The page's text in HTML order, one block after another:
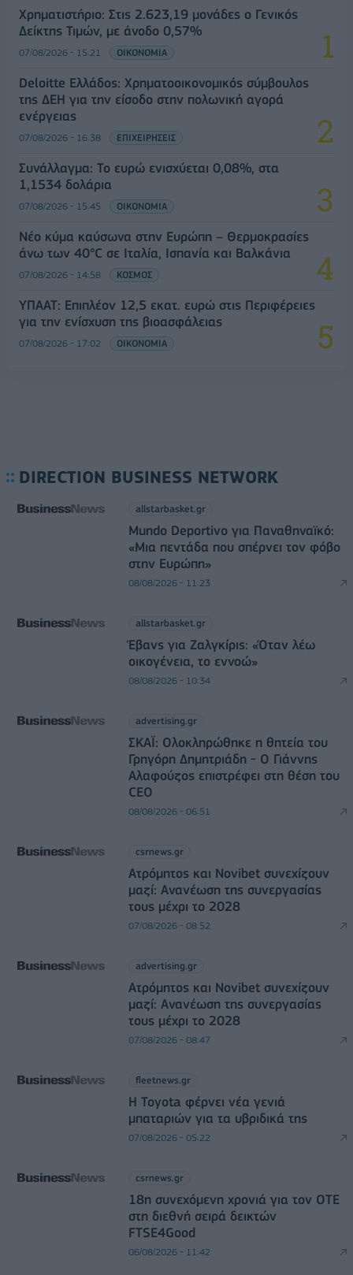
Χρηματιστήριο: Στις 2.623,19 μονάδες ο Γενικός
Δείκτης Τιμών, με άνοδο 0,57%
07/08/2026 - 15:21 ΟΙΚΟΝΟΜΙΑ
Deloitte Ελλάδος: Χρηματοοικονομικός σύμβουλος
της ΔΕΗ για την είσοδο στην πολωνική αγορά
ενέργειας
07/08/2026 - 16:38 ΕΠΙΧΕΙΡΗΣΕΙΣ
Συνάλλαγμα: Το ευρώ ενισχύεται 0,08%, στα
1,1534 δολάρια
07/08/2026 - 15:45 ΟΙΚΟΝΟΜΙΑ
Νέο κύμα καύσωνα στην Ευρώπη – Θερμοκρασίες
άνω των 40°C σε Ιταλία, Ισπανία και Βαλκάνια
07/08/2026 - 14:58 ΚΟΣΜΟΣ
ΥΠΑΑΤ: Επιπλέον 12,5 εκατ. ευρώ στις Περιφέρειες
για την ενίσχυση της βιοασφάλειας
07/08/2026 - 17:02 ΟΙΚΟΝΟΜΙΑ
DIRECTION BUSINESS NETWORK
allstarbasket.gr
Mundo Deportivo για Παναθηναϊκό:
«Μια πεντάδα που σπέρνει τον φόβο
στην Ευρώπη»
08/08/2026 - 11:23
allstarbasket.gr
Έβανς για Ζαλγκίρις: «Όταν λέω
οικογένεια, το εννοώ»
08/08/2026 - 10:34
advertising.gr
ΣΚΑΪ: Ολοκληρώθηκε η θητεία του
Γρηγόρη Δημητριάδη - Ο Γιάννης
Αλαφούζος επιστρέφει στη θέση του
CEO
08/08/2026 - 06:51
csrnews.gr
Ατρόμητος και Novibet συνεχίζουν
μαζί: Ανανέωση της συνεργασίας
τους μέχρι το 2028
07/08/2026 - 08:52
advertising.gr
Ατρόμητος και Novibet συνεχίζουν
μαζί: Ανανέωση της συνεργασίας
τους μέχρι το 2028
07/08/2026 - 08:47
fleetnews.gr
Η Toyota φέρνει νέα γενιά
μπαταριών για τα υβριδικά της
07/08/2026 - 05:22
csrnews.gr
18η συνεχόμενη χρονιά για τον ΟΤΕ
στη διεθνή σειρά δεικτών
FTSE4Good
06/08/2026 - 11:42